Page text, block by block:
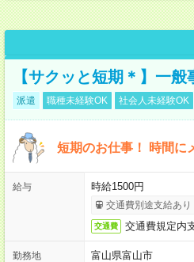
【サクッと短期＊】一
派遣 職種未経験OK 社会人未経験OK
短期のお仕事！ 時間に
給与 時給1500円
交通費別途支給あり
交通費 交通費規定内
勤務地
富山県富山市